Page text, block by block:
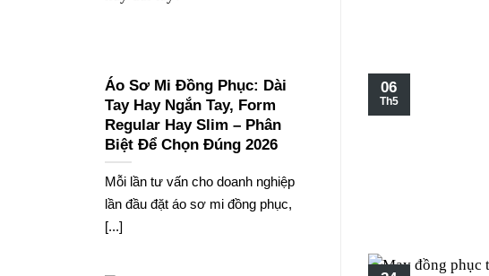
Áo Sơ Mi Đồng Phục: Dài
Tay Hay Ngắn Tay, Form
Regular Hay Slim – Phân
Biệt Để Chọn Đúng 2026
Mỗi lần tư vấn cho doanh nghiệp
lần đầu đặt áo sơ mi đồng phục,
[...]
06
Th5